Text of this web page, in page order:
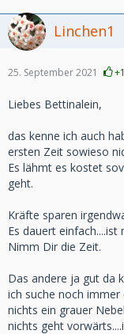
Linchen1
25. September 2021 +1
Liebes Bettinalein,
das kenne ich auch
ersten Zeit sowieso
Es lähmt es kostet
geht.
Kräfte sparen
Es dauert
Nimm Dir die Zeit.
Das andere ja gut da
ich suche noch
nichts ein grauer
nichts geht